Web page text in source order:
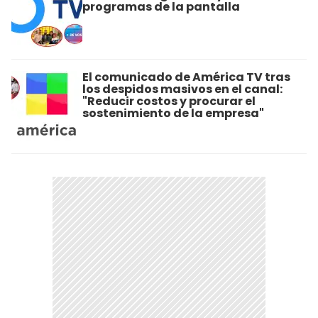
programas de la pantalla
El comunicado de América TV tras
los despidos masivos en el canal:
"Reducir costos y procurar el
sostenimiento de la empresa"